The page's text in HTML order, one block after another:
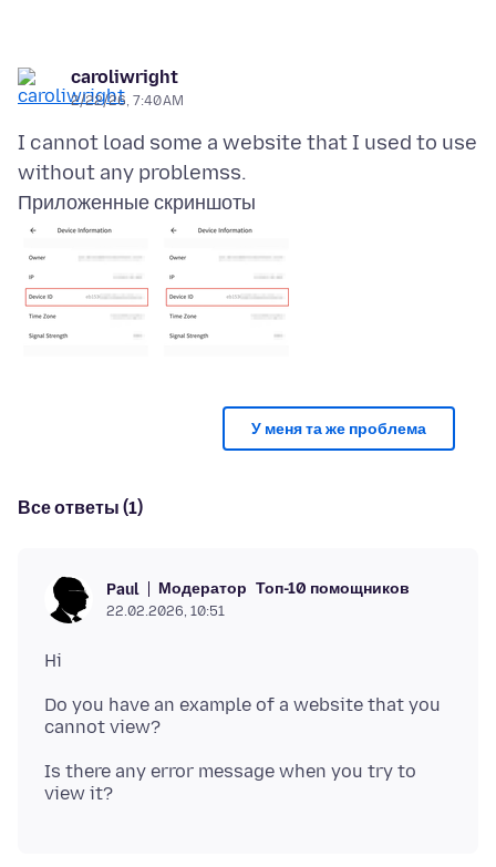
caroliwright
2/22/26, 7:40 AM
I cannot load some a website that I used to use
Приложенные скриншоты
У меня та же проблема
Все ответы (1)
Paul Модератор Топ-10 помощников
22.02.2026, 10:51
Do you have an example of a website that you
Is there any error message when you try to